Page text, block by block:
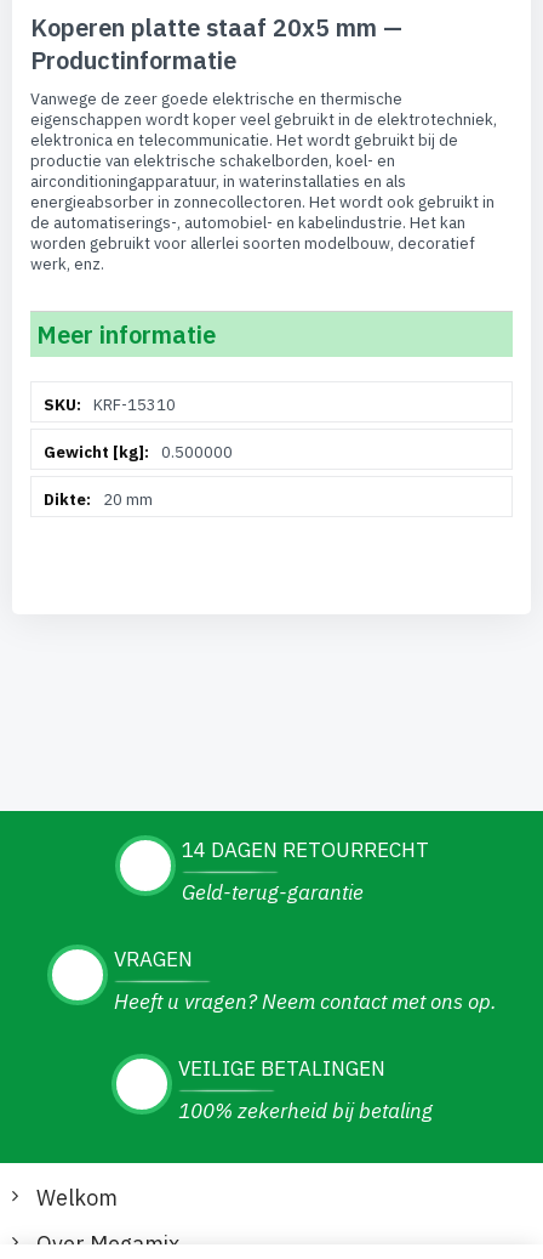
Koperen platte staaf 20x5 mm —
Productinformatie
Vanwege de zeer goede elektrische en thermische
eigenschappen wordt koper veel gebruikt in de elektrotechniek,
elektronica en telecommunicatie. Het wordt gebruikt bij de
productie van elektrische schakelborden, koel- en
airconditioningapparatuur, in waterinstallaties en als
energieabsorber in zonnecollectoren. Het wordt ook gebruikt in
de automatiserings-, automobiel- en kabelindustrie. Het kan
worden gebruikt voor allerlei soorten modelbouw, decoratief
werk, enz.
Meer informatie
informatieKRF-15310
0.500000
20 mm
14 DAGEN RETOURRECHT
Geld-terug-garantie
VRAGEN
Heeft u vragen? Neem contact met ons op.
VEILIGE BETALINGEN
100% zekerheid bij betaling
Welkom
Over Megamix